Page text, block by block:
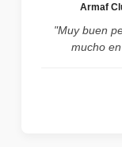
Armaf
"Muy buen
mucho